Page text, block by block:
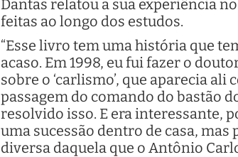
Dantas relatou a sua experiência
feitas ao longo dos estudos.
“Esse livro tem uma história que
acaso. Em 1998, eu fui fazer o
sobre o ‘carlismo’, que aparecia
passagem do comando do bastão
resolvido isso. E era interessante,
uma sucessão dentro de casa,
diversa daquela que o Antônio